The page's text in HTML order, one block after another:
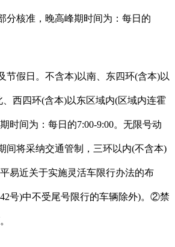
分核准，晚高峰期时间为：每日的
假日。不含本)以南、东四环(含本)以
西四环(含本)以东区域内(区域内连霍
时间为：每日的7:00-9:00。无限号动
间将采纳交通管制，三环以内(不含本)
易近关于实施灵活车限行办法的布
号)中不受尾号限行的车辆除外)。②禁